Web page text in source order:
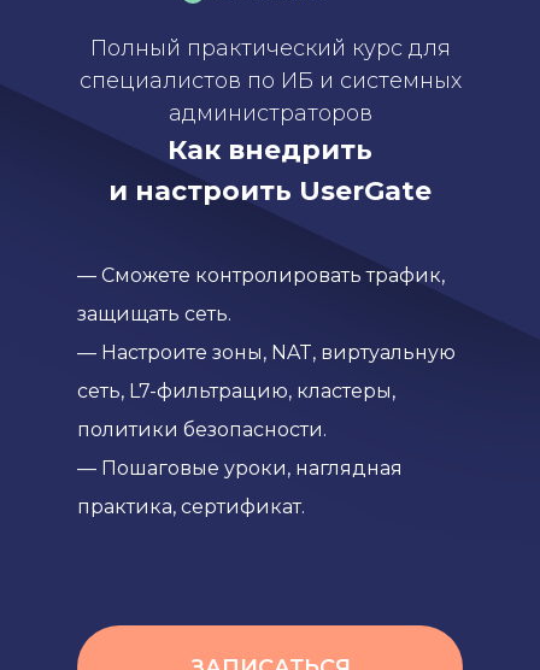
— Сможете контролировать трафик,
защищать сеть.
— Настроите зоны, NAT, виртуальную
сеть, L7-фильтрацию, кластеры,
политики безопасности.
— Пошаговые уроки, наглядная
практика, сертификат.
Полный практический курс для
специалистов по ИБ и системных
администраторов
Как внедрить
и настроить UserGate